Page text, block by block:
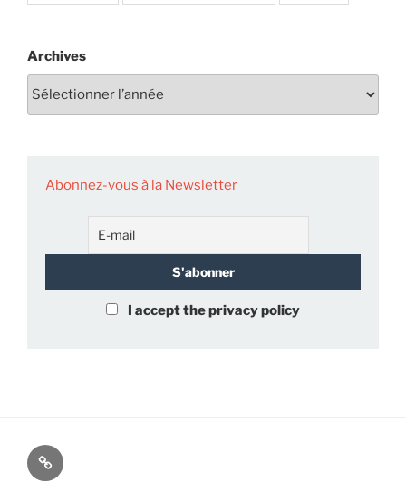
Archives
Abonnez-vous à la Newsletter
I accept the privacy policy
À
propos